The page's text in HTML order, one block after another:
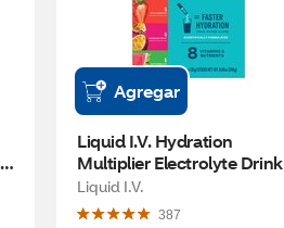
Agregar
Liquid I.V. Hydration
Multiplier Electrolyte Drink
Mix, Variety Pack, 15 CT
Liquid I.V.
387